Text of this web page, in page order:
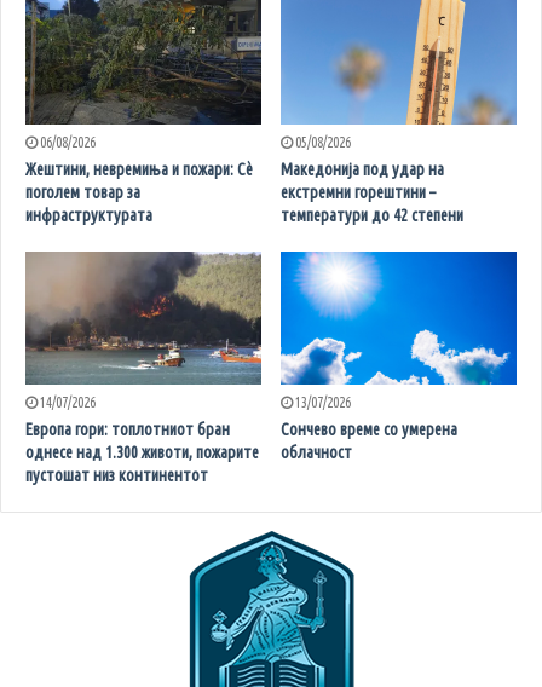
06/08/2026
Жештини, невремиња и пожари: Сè
поголем товар за
инфраструктурата
05/08/2026
Македонија под удар на
екстремни горештини –
температури до 42 степени
14/07/2026
Европа гори: топлотниот бран
однесе над 1.300 животи, пожарите
пустошат низ континентот
13/07/2026
Сончево време со умерена
облачност